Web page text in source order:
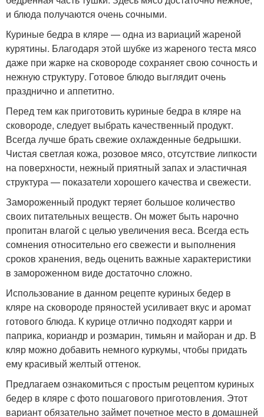
и блюда получаются очень сочными.
Куриные бедра в кляре — одна из вариаций жареной
курятины. Благодаря этой шубке из жареного теста мясо
даже при жарке на сковороде сохраняет свою сочность и
нежную структуру. Готовое блюдо выглядит очень
празднично и аппетитно.
Перед тем как приготовить куриные бедра в кляре на
сковороде, следует выбрать качественный продукт.
Всегда лучше брать свежие охлажденные бедрышки.
Чистая светлая кожа, розовое мясо, отсутствие липкости
на поверхности, нежный приятный запах и эластичная
структура — показатели хорошего качества и свежести.
Замороженный продукт теряет большое количество
своих питательных веществ. Он может быть нарочно
пропитан влагой с целью увеличения веса. Всегда есть
сомнения относительно его свежести и выполнения
сроков хранения, ведь оценить важные характеристики
в замороженном виде достаточно сложно.
Использование в данном рецепте куриных бедер в
кляре на сковороде пряностей усиливает вкус и аромат
готового блюда. К курице отлично подходят карри и
паприка, кориандр и розмарин, тимьян и майоран и др. В
кляр можно добавить немного куркумы, чтобы придать
ему красивый желтый оттенок.
Предлагаем ознакомиться с простым рецептом куриных
бедер в кляре с фото пошагового приготовления. Этот
вариант обязательно займет почетное место в домашней